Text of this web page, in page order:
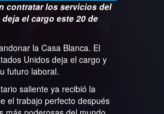
contratar los servicios del
el cargo este 20 de
la Casa Blanca. El
Unidos deja el cargo y
futuro laboral.
saliente ya recibió la
el trabajo perfecto después